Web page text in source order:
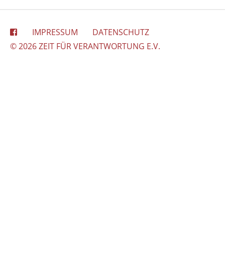
IMPRESSUM
DATENSCHUTZ
© 2026 ZEIT FÜR VERANTWORTUNG E.V.